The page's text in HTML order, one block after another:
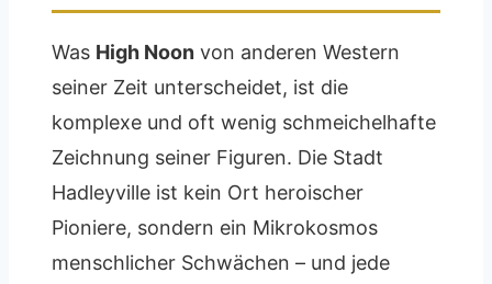
Was High Noon von anderen Western
seiner Zeit unterscheidet, ist die
komplexe und oft wenig schmeichelhafte
Zeichnung seiner Figuren. Die Stadt
Hadleyville ist kein Ort heroischer
Pioniere, sondern ein Mikrokosmos
menschlicher Schwächen – und jede